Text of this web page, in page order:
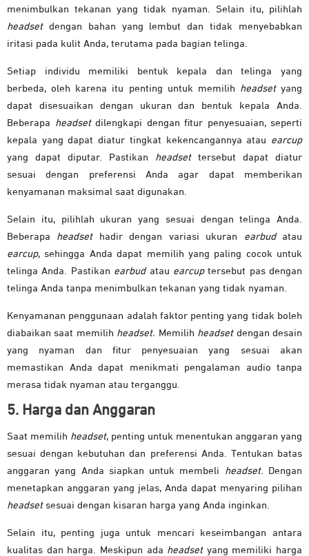
menimbulkan tekanan yang tidak nyaman. Selain itu, pilihlah
headsetdengan bahan yang lembut dan tidak menyebabkan
iritasi pada kulit Anda, terutama pada bagian telinga.
Setiap individu memiliki bentuk kepala dan telinga yang
berbeda, oleh karena itu penting untuk memilih headsetyang
dapat disesuaikan dengan ukuran dan bentuk kepala Anda.
Beberapa headsetdilengkapi dengan fitur penyesuaian, seperti
kepala yang dapat diatur tingkat kekencangannya atau earcup
yang dapat diputar. Pastikan headsettersebut dapat diatur
sesuai dengan preferensi Anda agar dapat memberikan
kenyamanan maksimal saat digunakan.
Selain itu, pilihlah ukuran yang sesuai dengan telinga Anda.
Beberapa headsethadir dengan variasi ukuran earbudatau
earcup, sehingga Anda dapat memilih yang paling cocok untuk
telinga Anda. Pastikan earbudatau earcuptersebut pas dengan
telinga Anda tanpa menimbulkan tekanan yang tidak nyaman.
Kenyamanan penggunaan adalah faktor penting yang tidak boleh
diabaikan saat memilih headset. Memilih headsetdengan desain
yang nyaman dan fitur penyesuaian yang sesuai akan
memastikan Anda dapat menikmati pengalaman audio tanpa
merasa tidak nyaman atau terganggu.
5. Harga dan Anggaran
Saat memilih headset, penting untuk menentukan anggaran yang
sesuai dengan kebutuhan dan preferensi Anda. Tentukan batas
anggaran yang Anda siapkan untuk membeli headset. Dengan
menetapkan anggaran yang jelas, Anda dapat menyaring pilihan
headsetsesuai dengan kisaran harga yang Anda inginkan.
Selain itu, penting juga untuk mencari keseimbangan antara
kualitas dan harga. Meskipun ada headsetyang memiliki harga